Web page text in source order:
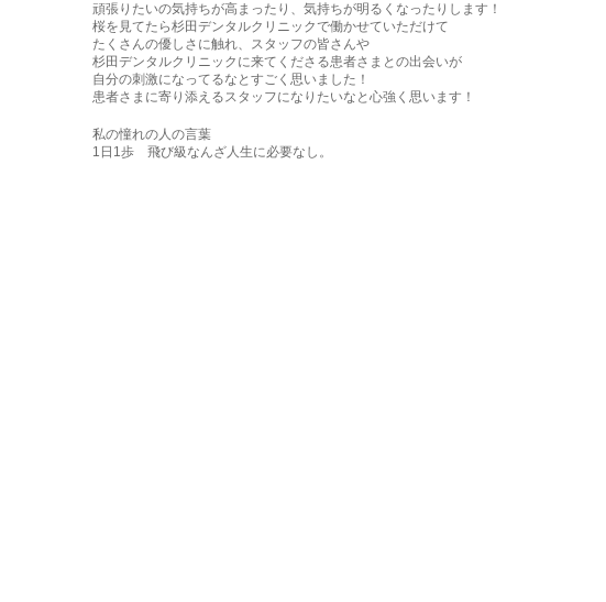
頑張りたいの気持ちが高まったり、気持ちが明るくなったりします！
桜を見てたら杉田デンタルクリニックで働かせていただけて
たくさんの優しさに触れ、スタッフの皆さんや
杉田デンタルクリニックに来てくださる患者さまとの出会いが
自分の刺激になってるなとすごく思いました！
患者さまに寄り添えるスタッフになりたいなと心強く思います！
私の憧れの人の言葉
1日1歩 飛び級なんざ人生に必要なし。